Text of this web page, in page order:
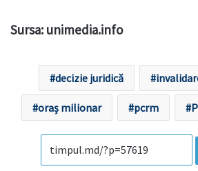
Sursa: unimedia.info
decizie juridică
oraș milionar pcrm